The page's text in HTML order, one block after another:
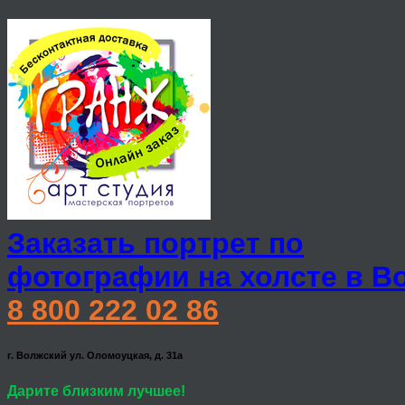
Заказать портрет по
фотографии на холсте в
8 800 222 02 86
г. Волжский ул. Оломоуцкая, д. 31а
Дарите близким лучшее!